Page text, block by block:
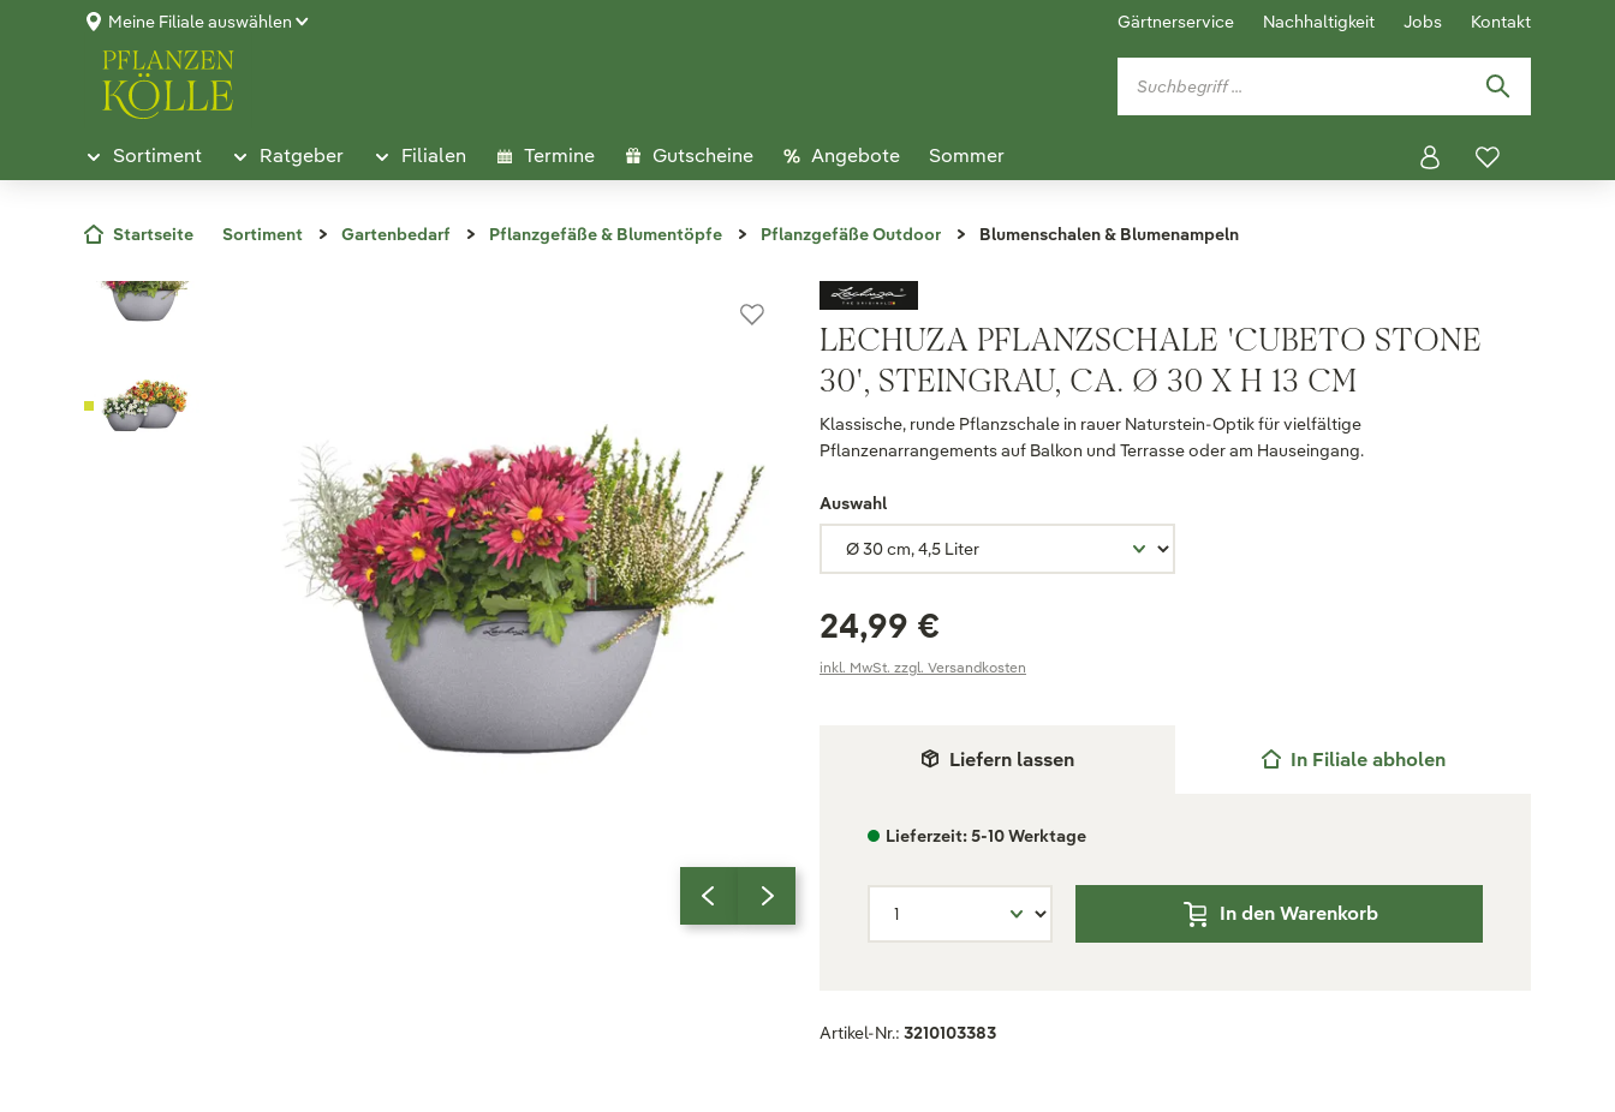
Meine Filiale auswählen Gärtnerservice Nachhaltigkeit Jobs Kontakt
Sortiment Ratgeber Filialen Termine Gutscheine Angebote Sommer
Startseite Sortiment Gartenbedarf Pflanzgefäße & Blumentöpfe Pflanzgefäße Outdoor Blumenschalen & Blumenampeln
LECHUZA PFLANZSCHALE 'CUBETO STONE
30', STEINGRAU, CA. Ø 30 X H 13 CM
Klassische, runde Pflanzschale in rauer Naturstein-Optik für vielfältige
Pflanzenarrangements auf Balkon und Terrasse oder am Hauseingang.
Auswahl
24,99 €
inkl. MwSt. zzgl. Versandkosten
Liefern lassen In Filiale abholen
Lieferzeit: 5-10 Werktage
In den Warenkorb
Artikel-Nr.: 3210103383